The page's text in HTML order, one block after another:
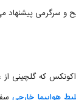
و سرگرمی پیشنهاد
که گلچینی از
هواپیما خارجی